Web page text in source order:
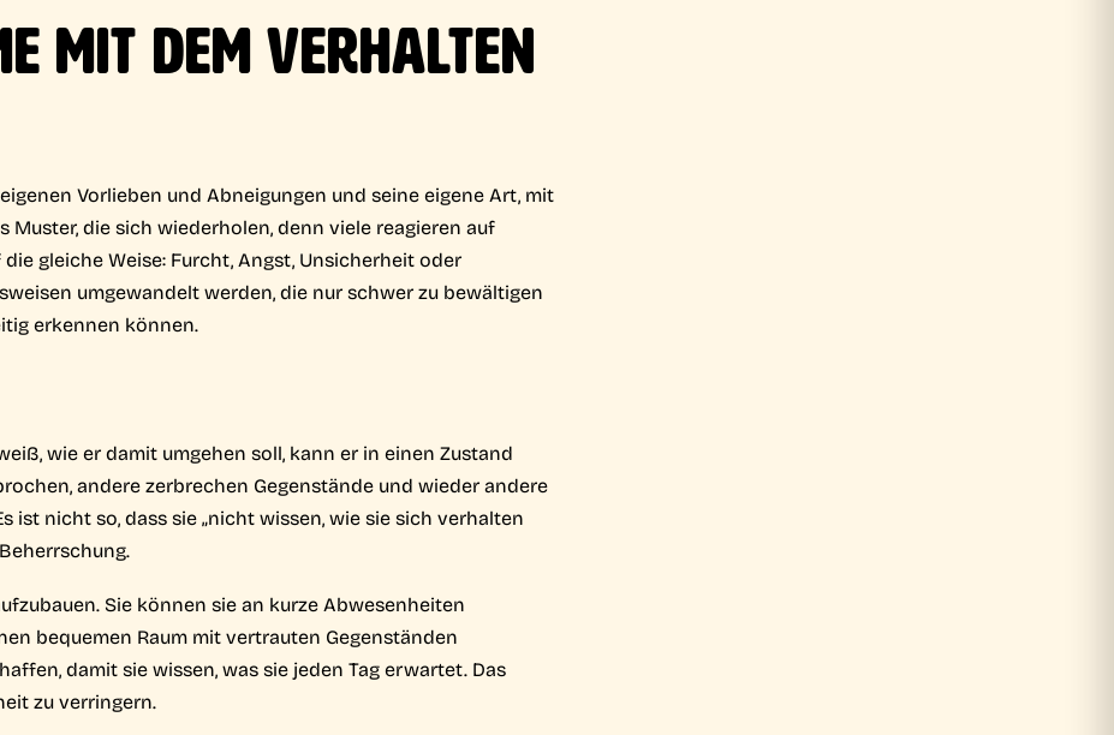
MIT DEM VERHALTEN
Vorlieben und Abneigungen und seine eigene Art, mit
Muster, die sich wiederholen, denn viele reagieren auf
gleiche Weise: Furcht, Angst, Unsicherheit oder
umgewandelt werden, die nur schwer zu bewältigen
erkennen können.
wie er damit umgehen soll, kann er in einen Zustand
andere zerbrechen Gegenstände und wieder andere
nicht so, dass sie „nicht wissen, wie sie sich verhalten
Sie können sie an kurze Abwesenheiten
bequemen Raum mit vertrauten Gegenständen
damit sie wissen, was sie jeden Tag erwartet. Das
zu verringern.